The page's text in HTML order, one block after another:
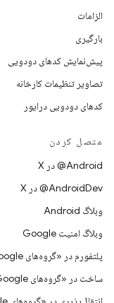
الزامات
بارگیری
پیش‌نمایش کدهای دودویی
تصاویر تنظیمات کارخانه
کدهای دودویی درایور
متصل کردن
‫‎@Android در X
‫‎@AndroidDev در X
وبلاگ Android
وبلاگ امنیت Google
پلتفورم در «گروه‌های Google»
ساخت در «گروه‌های Google»